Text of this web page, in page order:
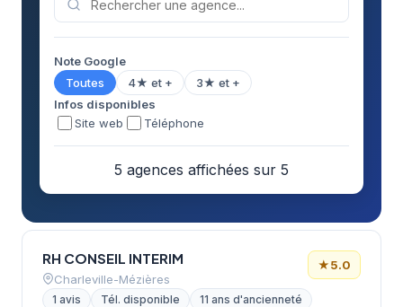
Note Google
Toutes
4★ et +
3★ et +
Infos disponibles
Site web
Téléphone
5 agences affichées sur 5
RH CONSEIL INTERIM
Charleville-Mézières
★5.0
1 avis Tél. disponible
11 ans d'ancienneté